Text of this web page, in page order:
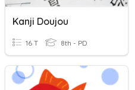
Kanji Doujou
16 T 8th - PD